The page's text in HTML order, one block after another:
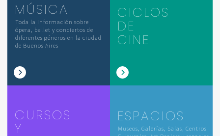
MÚSICA
Toda la información sobre
ópera, ballet y conciertos de
diferentes géneros en la ciudad
de Buenos Aires
CICLOS
DE
CINE
CURSOS
Y
ESPACIOS
Museos, Galerías, Salas, Centros